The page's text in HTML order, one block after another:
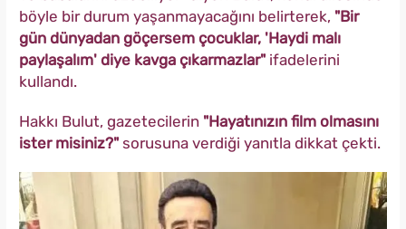
böyle bir durum yaşanmayacağını belirterek, "Bir
gün dünyadan göçersem çocuklar, 'Haydi malı
paylaşalım' diye kavga çıkarmazlar" ifadelerini
kullandı.
Hakkı Bulut, gazetecilerin "Hayatınızın film olmasını
ister misiniz?" sorusuna verdiği yanıtla dikkat çekti.